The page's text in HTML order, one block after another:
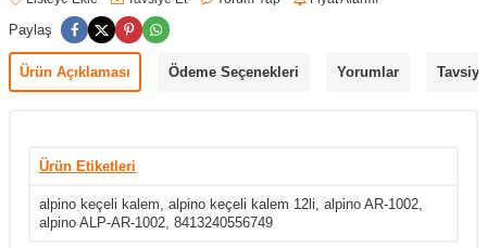
Paylaş
Ürün Açıklaması Ödeme Seçenekleri Yorumlar
Ürün Etiketleri
alpino keçeli kalem, alpino keçeli kalem 12li, alpino AR-1002,
alpino ALP-AR-1002, 8413240556749